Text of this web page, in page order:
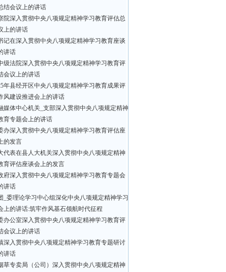
结会议上的讲话
院深入贯彻中央八项规定精神学习教育评估总
上的讲话
记在深入贯彻中央八项规定精神学习教育座谈
讲话
级法院深入贯彻中央八项规定精神学习教育评
会议上的讲话
年县经开区中央八项规定精神学习教育成果评
风建设推进会上的讲话
媒体中心机关_支部深入贯彻中央八项规定精神
育专题会上的讲话
办深入贯彻中央八项规定精神学习教育评估座
的发言
代表在县人大机关深入贯彻中央八项规定精神
育评估座谈会上的发言
府深入贯彻中央八项规定精神学习教育专题会
讲话
_委理论学习中心组深化中央八项规定精神学习
上的讲话:筑牢作风基石领航时代征程
办公室深入贯彻中央八项规定精神学习教育评
会议上的讲话
深入贯彻中央八项规定精神学习教育专题研讨
讲话
草专卖局（公司）深入贯彻中央八项规定精神